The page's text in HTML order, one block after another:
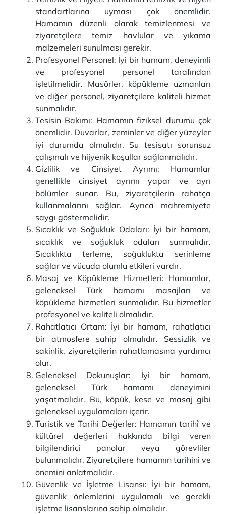
standartlarına uyması çok önemlidir.
Hamamın düzenli olarak temizlenmesi ve
ziyaretçilere temiz havlular ve yıkama
malzemeleri sunulması gerekir.
Profesyonel Personel: İyi bir hamam, deneyimli
ve profesyonel personel tarafından
işletilmelidir. Masörler, köpükleme uzmanları
ve diğer personel, ziyaretçilere kaliteli hizmet
sunmalıdır.
Tesisin Bakımı: Hamamın fiziksel durumu çok
önemlidir. Duvarlar, zeminler ve diğer yüzeyler
iyi durumda olmalıdır. Su tesisatı sorunsuz
çalışmalı ve hijyenik koşullar sağlanmalıdır.
Gizlilik ve Cinsiyet Ayrımı: Hamamlar
genellikle cinsiyet ayrımı yapar ve ayrı
bölümler sunar. Bu, ziyaretçilerin rahatça
kullanmalarını sağlar. Ayrıca mahremiyete
saygı göstermelidir.
Sıcaklık ve Soğukluk Odaları: İyi bir hamam,
sıcaklık ve soğukluk odaları sunmalıdır.
Sıcaklıkta terleme, soğuklukta serinleme
sağlar ve vücuda olumlu etkileri vardır.
Masaj ve Köpükleme Hizmetleri: Hamamlar,
geleneksel Türk hamamı masajları ve
köpükleme hizmetleri sunmalıdır. Bu hizmetler
profesyonel ve kaliteli olmalıdır.
Rahatlatıcı Ortam: İyi bir hamam, rahatlatıcı
bir atmosfere sahip olmalıdır. Sessizlik ve
sakinlik, ziyaretçilerin rahatlamasına yardımcı
olur.
Geleneksel Dokunuşlar: İyi bir hamam,
geleneksel Türk hamamı deneyimini
yaşatmalıdır. Bu, köpük, kese ve masaj gibi
geleneksel uygulamaları içerir.
Turistik ve Tarihi Değerler: Hamamın tarihî ve
kültürel değerleri hakkında bilgi veren
bilgilendirici panolar veya görevliler
bulunmalıdır. Ziyaretçilere hamamın tarihini ve
önemini anlatmalıdır.
Güvenlik ve İşletme Lisansı: İyi bir hamam,
güvenlik önlemlerini uygulamalı ve gerekli
işletme lisanslarına sahip olmalıdır.